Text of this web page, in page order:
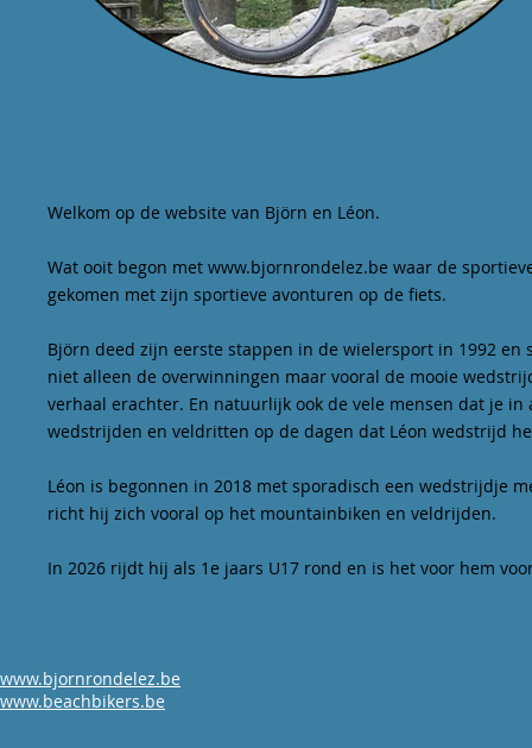
Welkom op de website van Björn en Léon.
Wat ooit begon met www.bjornrondelez.be waar de
gekomen met zijn sportieve avonturen op de fiets.
Björn deed zijn eerste stappen in de wielersport in 1992
niet alleen de overwinningen maar vooral de mooie
verhaal erachter. En natuurlijk ook de vele mensen dat je
wedstrijden en veldritten op de dagen dat Léon wedstrijd
Léon is begonnen in 2018 met sporadisch een wedstrijdje
richt hij zich vooral op het mountainbiken en veldrijden.
In 2026 rijdt hij als 1e jaars U17 rond en is het voor hem
www.bjornrondelez.be
www.beachbikers.be